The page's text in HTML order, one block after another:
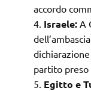
accordo
Israele: A
partito preso
Egitto e